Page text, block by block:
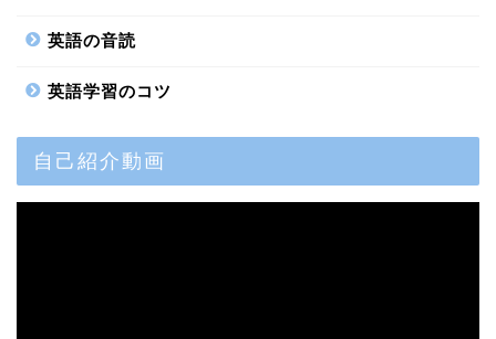
英語の音読
英語学習のコツ
自己紹介動画